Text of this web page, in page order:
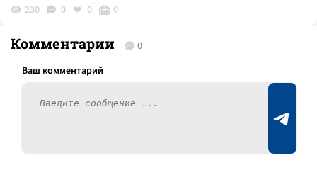
230 0 0 0
Комментарии 0